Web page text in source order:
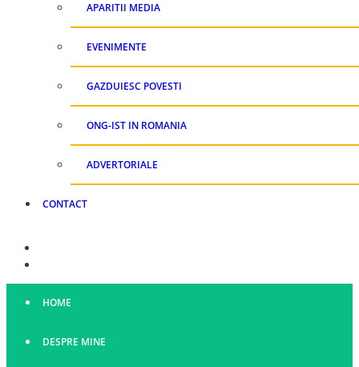
APARITII MEDIA
EVENIMENTE
GAZDUIESC POVESTI
ONG-IST IN ROMANIA
ADVERTORIALE
CONTACT
HOME
DESPRE MINE